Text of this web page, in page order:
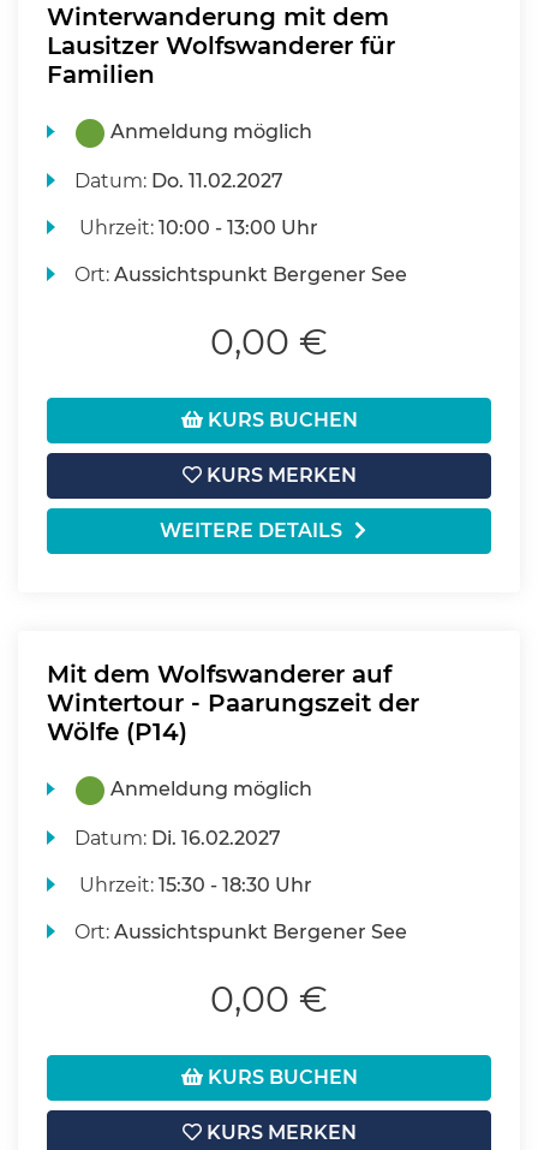
Winterwanderung mit dem
Lausitzer Wolfswanderer für
Familien
Anmeldung möglich
Datum: Do. 11.02.2027
Uhrzeit:10:00 - 13:00 Uhr
Ort:Aussichtspunkt Bergener See
0,00 €
KURS BUCHEN
KURS MERKEN
WEITERE DETAILS
Mit dem Wolfswanderer auf
Wintertour - Paarungszeit der
Wölfe (P14)
Anmeldung möglich
Datum: Di. 16.02.2027
Uhrzeit:15:30 - 18:30 Uhr
Ort:Aussichtspunkt Bergener See
0,00 €
KURS BUCHEN
KURS MERKEN